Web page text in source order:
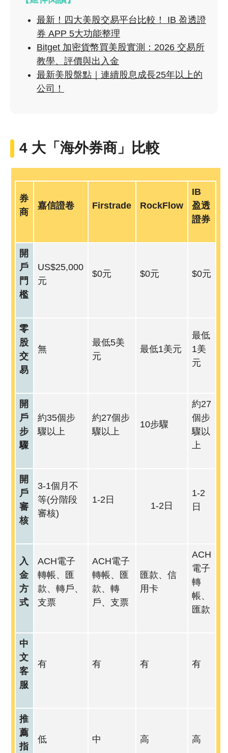
最新！四大美股交易平台比較！ IB 盈透證
券 APP 5大功能整理
Bitget 加密貨幣買美股實測：2026 交易所
教學、評價與出入金
最新美股盤點｜連續股息成長25年以上的
公司！
4 大「海外券商」比較
券
商
嘉信證卷 Firstrade RockFlow
IB
盈透
證券
開
戶
門
檻
US$25,000
元
$0元 $0元 $0元
零
股
交
易
無
最低5美
元
最低1美元
最低
1美
元
開
戶
步
驟
約35個步
驟以上
約27個步
驟以上
10步驟
約27
個步
驟以
上
開
戶
審
核
3-1個月不
等(分階段
審核)
1-2日
1-2日
1-2
日
入
金
方
式
ACH電子
轉帳、匯
款、轉戶、
支票
ACH電子
轉帳、匯
款、轉
戶、支票
匯款、信
用卡
ACH
電子
轉
帳、
匯款
中
文
客
服
有 有 有 有
推
薦
指
低 中 高 高